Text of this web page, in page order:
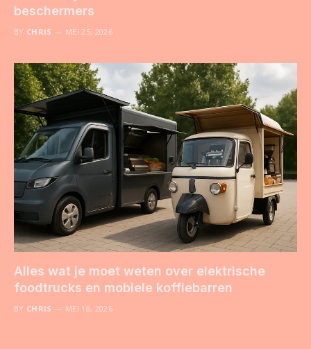
beschermers
BY CHRIS MEI 25, 2026
Alles wat je moet weten over elektrische
foodtrucks en mobiele koffiebarren
BY CHRIS MEI 18, 2026